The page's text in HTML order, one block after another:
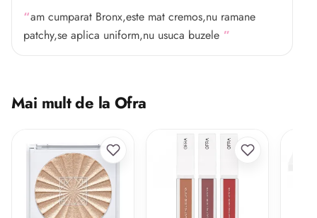
am cumparat Bronx,este mat cremos,nu ramane
patchy,se aplica uniform,nu usuca buzele
Mai mult de la Ofra